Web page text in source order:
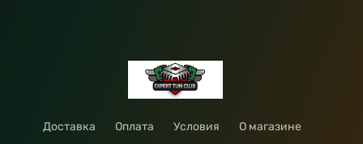
Доставка Оплата Условия
О магазине